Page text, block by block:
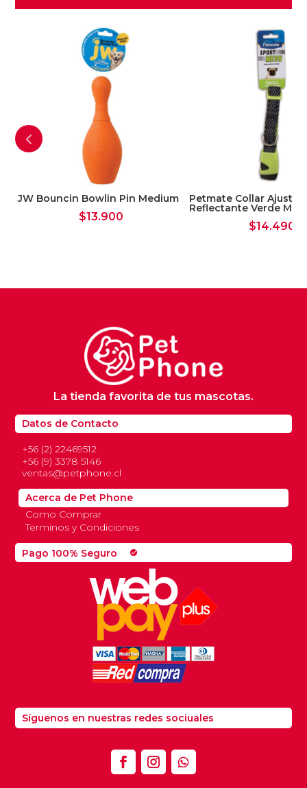
JW Bouncin Bowlin Pin Medium
$13.900
Petmate Collar
Reflectante Verde
$14.490
Pago 100% Seguro check_circle
Datos de Contacto
+56 (2) 22469512
+56 (9) 3378 5146
ventas@petphone.cl
La tienda favorita de tus mascotas.
Acerca de Pet Phone
Como Comprar
Terminos y Condiciones
Síguenos en nuestras redes sociuales